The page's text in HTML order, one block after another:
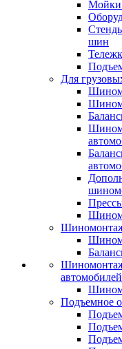
Мойки
шин
Для
автомобилей
Подъемное